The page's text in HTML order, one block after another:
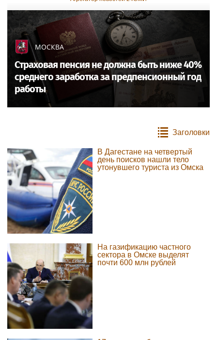
МОСКВА
Страховая пенсия не должна быть ниже 40%
среднего заработка за предпенсионный год
работы
Заголовки
В Дагестане на четвертый
день поисков нашли тело
утонувшего туриста из Омска
На газификацию частного
сектора в Омске выделят
почти 600 млн рублей